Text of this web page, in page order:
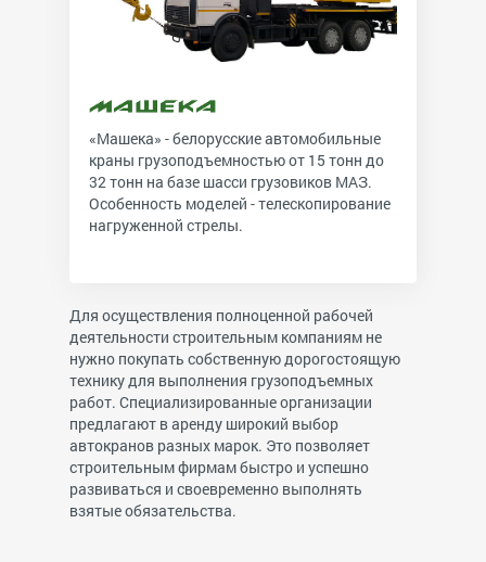
«Машека» - белорусские автомобильные
краны грузоподъемностью от 15 тонн до
32 тонн на базе шасси грузовиков МАЗ.
Особенность моделей - телескопирование
нагруженной стрелы.
Для осуществления полноценной рабочей
деятельности строительным компаниям не
нужно покупать собственную дорогостоящую
технику для выполнения грузоподъемных
работ. Специализированные организации
предлагают в аренду широкий выбор
автокранов разных марок. Это позволяет
строительным фирмам быстро и успешно
развиваться и своевременно выполнять
взятые обязательства.